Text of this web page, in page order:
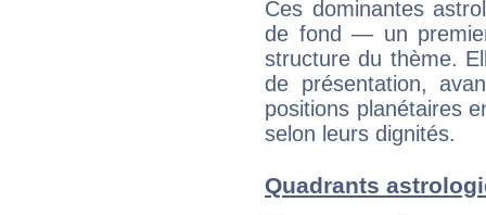
Ces dominantes
de fond — un
structure du thème.
de présentation,
positions planétaires
selon leurs dignités.
Quadrants